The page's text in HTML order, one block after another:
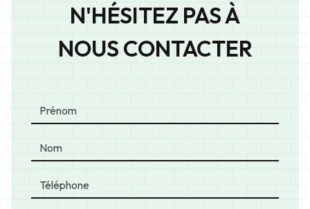
N'HÉSITEZ PAS À
NOUS CONTACTER